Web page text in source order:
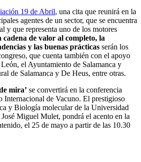
19 de Abril, una cita que reunirá en la
agentes de un sector, que se encuentra
y que representa uno de los motores
cadena de valor al completo, la
y las buenas prácticas serán los
que cuenta también con el apoyo
el Ayuntamiento de Salamanca y
de Salamanca y De Heus, entre otras.
mira’ se convertirá en la conferencia
Internacional de Vacuno. El prestigioso
y Biología molecular de la Universidad
Miguel Mulet, pondrá el acento en la
el 25 de mayo a partir de las 10.30